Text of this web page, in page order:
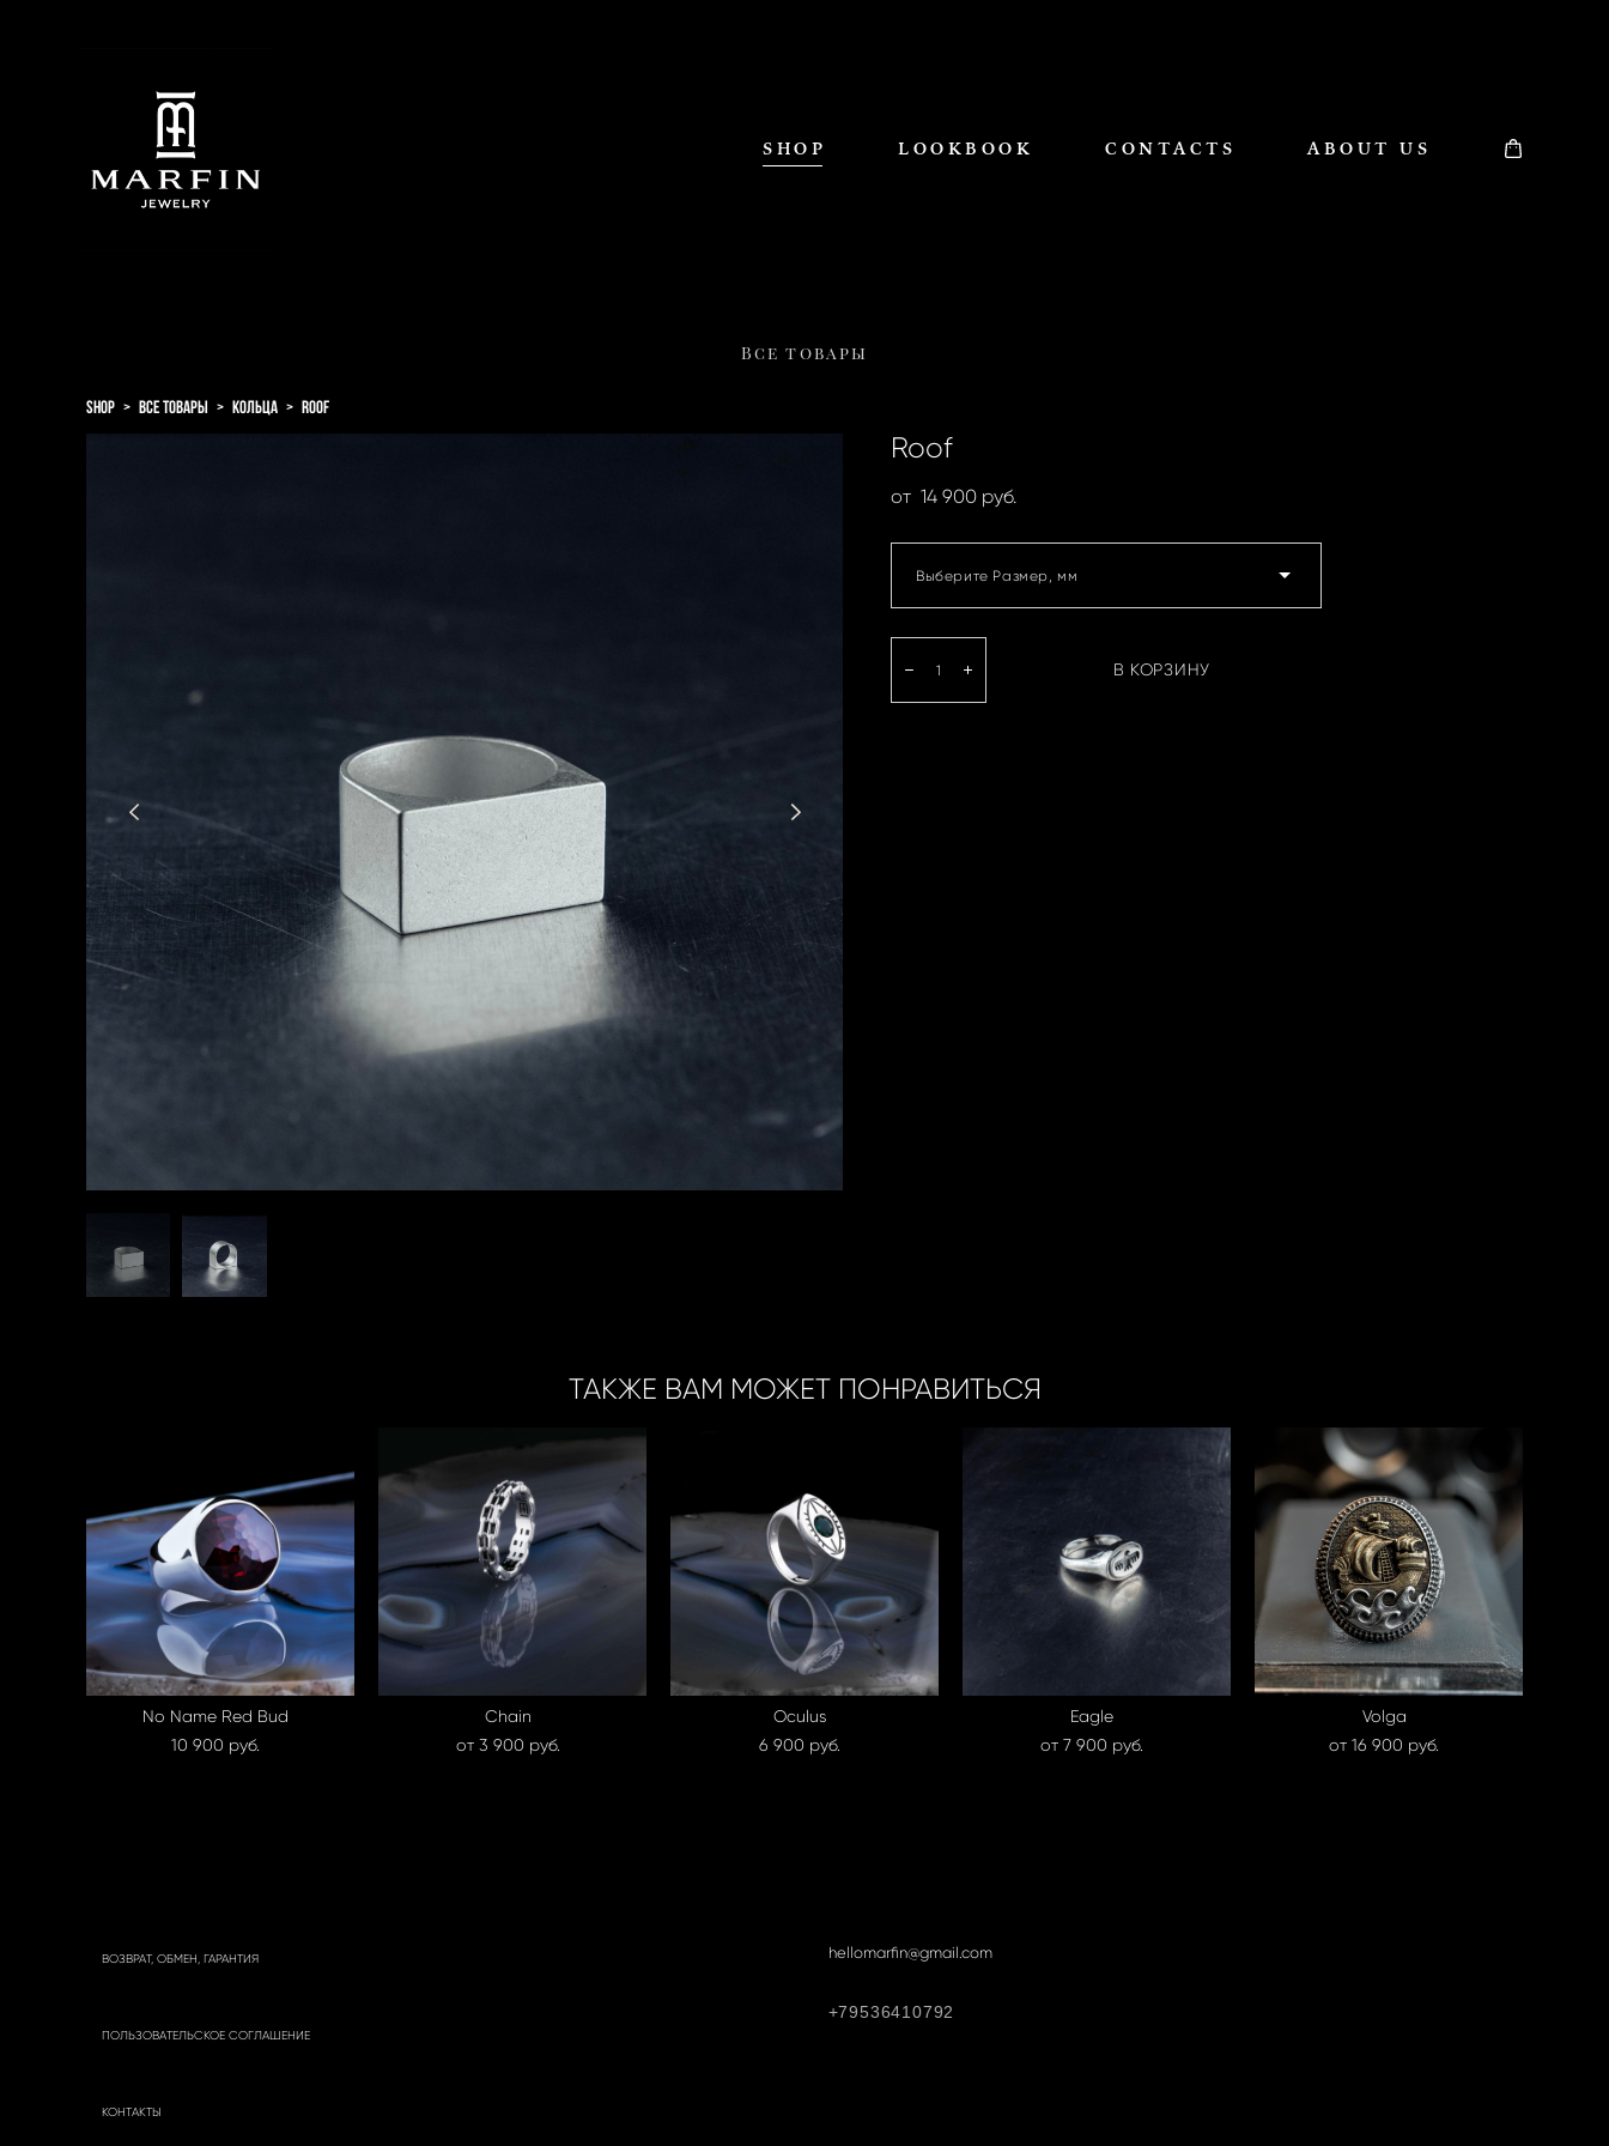
SHOP LOOKBOOK CONTACTS ABOUT US
Все товары
shop > все товары > кольца > roof
Roof
от 14 900 pуб.
Выберите Размер, мм
В КОРЗИНУ
ТАКЖЕ ВАМ МОЖЕТ ПОНРАВИТЬСЯ
No Name Red Bud
10 900 pуб.
Chain
от 3 900 pуб.
Oculus
6 900 pуб.
Eagle
от 7 900 pуб.
Volga
от 16 900 pуб.
ВОЗВРАТ, ОБМЕН, ГАРАНТИЯ
ПОЛЬЗОВАТЕЛЬСКОЕ СОГЛАШЕНИЕ
КОНТАКТЫ
hellomarfin@gmail.com
+79536410792